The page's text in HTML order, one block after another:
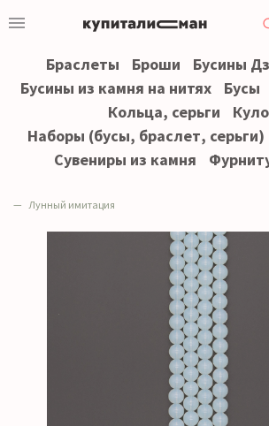
Браслеты Броши
Бусины
Бусины из камня на нитях
Бусы
Кольца, серьги
Наборы (бусы, браслет, серьги)
Сувениры из камня
Лунный имитация